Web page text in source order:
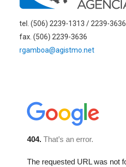
tel. (506) 2239-1313 / 2239-3636
fax. (506) 2239-3636
rgamboa@agistmo.net